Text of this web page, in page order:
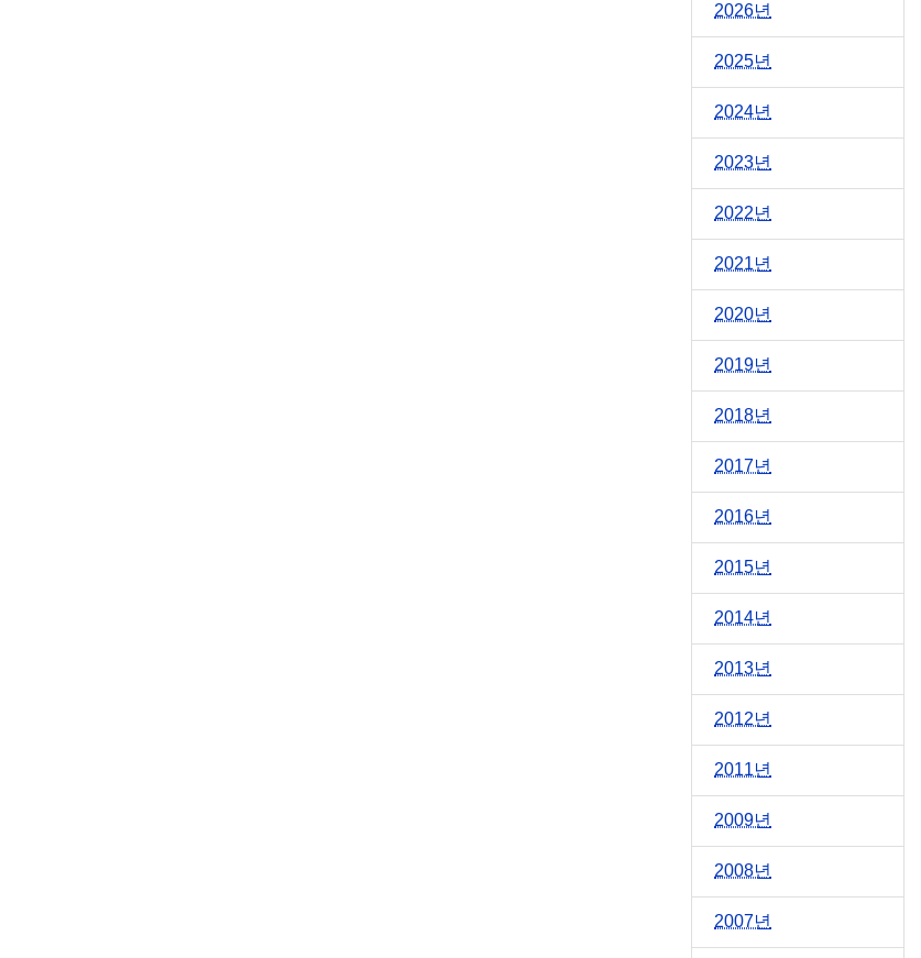
2026년
2025년
2024년
2023년
2022년
2021년
2020년
2019년
2018년
2017년
2016년
2015년
2014년
2013년
2012년
2011년
2009년
2008년
2007년